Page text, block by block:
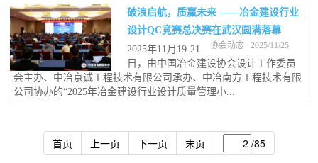
破浪启航，质赢未来 ——冶金建设行业
设计QC竞赛总决赛在武汉圆满落幕
协会动态 2025/11/25
2025年11月19-21
日，由中国冶金建设协会设计工作委员
会主办、中冶京诚工程技术有限公司承办、中冶南方工程技术有限
公司协办的“2025年冶金建设行业设计质量管理小...
首页 上一页 下一页 末页 /85